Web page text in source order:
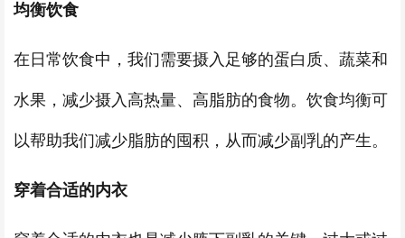
均衡饮食
在日常饮食中，我们需要摄入足够的蛋白质、蔬菜和
水果，减少摄入高热量、高脂肪的食物。饮食均衡可
以帮助我们减少脂肪的囤积，从而减少副乳的产生。
穿着合适的内衣